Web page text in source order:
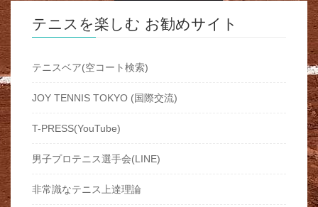
テニスを楽しむ お勧めサイト
テニスベア(空コート検索)
JOY TENNIS TOKYO (国際交流)
T-PRESS(YouTube)
男子プロテニス選手会(LINE)
非常識なテニス上達理論